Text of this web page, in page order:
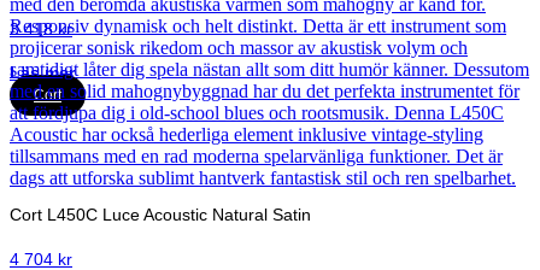
3 418kr
Läs mer
Cort
Cort L450C Luce Acoustic Natural Satin
4 704 kr